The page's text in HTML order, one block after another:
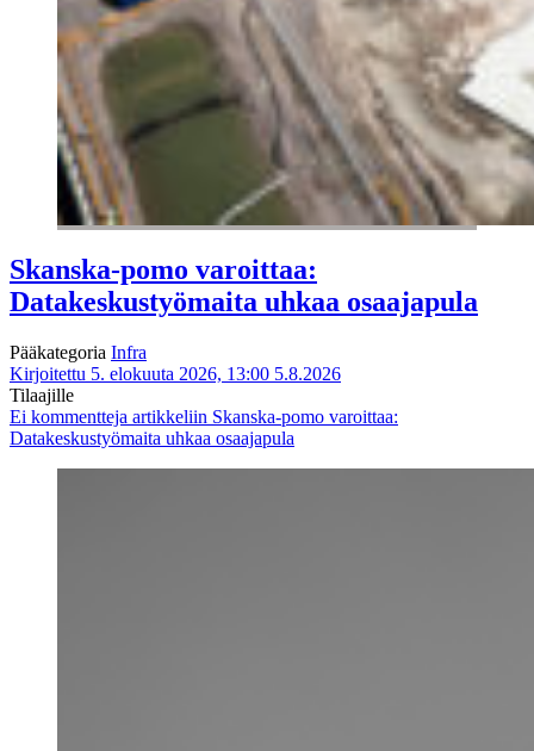
Skanska-pomo varoittaa:
Datakeskustyömaita uhkaa osaajapula
Pääkategoria Infra
Kirjoitettu 5. elokuuta 2026, 13:00 5.8.2026
Tilaajille
Ei kommentteja artikkeliin Skanska-pomo varoittaa:
Datakeskustyömaita uhkaa osaajapula